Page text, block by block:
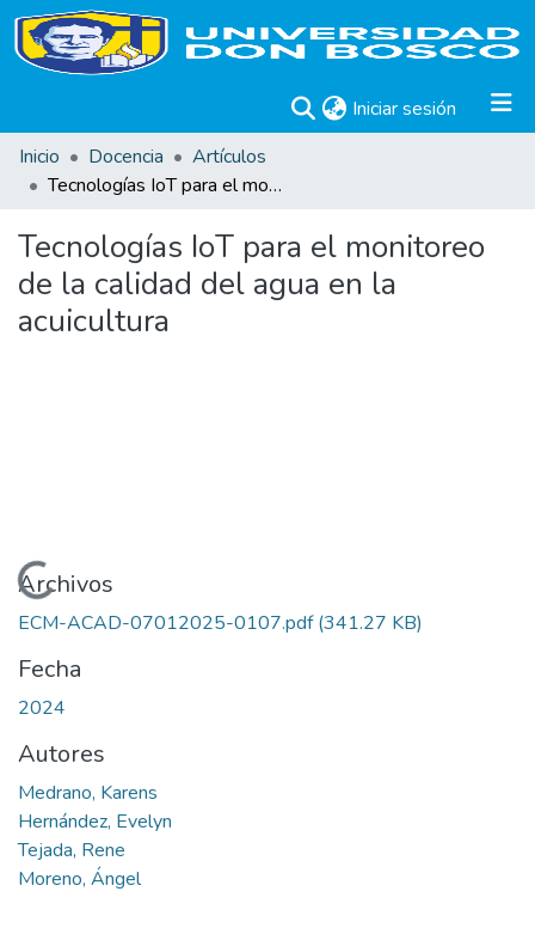
Iniciar sesión (current)
Inicio
Docencia
Artículos
Tecnologías IoT para el monitoreo de la calidad del agua en la acuicultura
Tecnologías IoT para el monitoreo
de la calidad del agua en la
acuicultura
Cargando...
Archivos
ECM-ACAD-07012025-0107.pdf(341.27 KB)
Fecha
2024
Autores
Medrano, Karens
Hernández, Evelyn
Tejada, Rene
Moreno, Ángel